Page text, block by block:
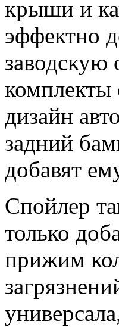
крыши и
эффектно
заводскую
комплекты
дизайн
задний
добавят
Спойлер
только
прижим